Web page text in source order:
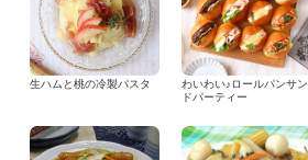
生ハムと桃の冷製パスタ
わいわい♪ロールパンサン
ドパーティー